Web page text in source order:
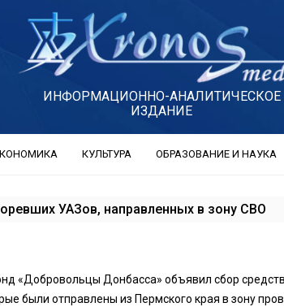
ИНФОРМАЦИОННО-АНАЛИТИЧЕСКОЕ
ИЗДАНИЕ
КУЛЬТУРА ОБРАЗОВАНИЕ И НАУКА
УАЗов, направленных в зону СВО
«Добровольцы Донбасса» объявил сбор
были отправлены из Пермского края в зону